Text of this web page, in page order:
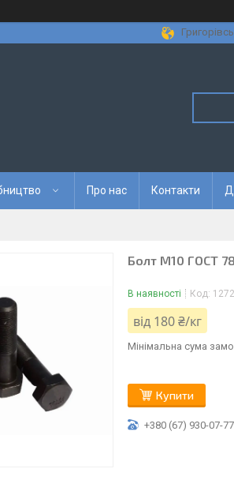
Про нас Контакти
Болт М10 ГОСТ
В наявності Код:
від 180 ₴/кг
Мінімальна сума
Купити
+380 (67) 930-07-77